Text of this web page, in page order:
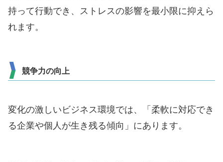
持って行動でき、ストレスの影響を最小限に抑えら
れます。
競争力の向上
変化の激しいビジネス環境では、「柔軟に対応でき
る企業や個人が生き残る傾向」にあります。